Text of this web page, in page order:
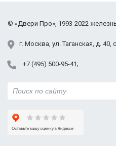
Юбилейный
г. Москва, ул. Таганская, д. 40,
+7 (495) 500-95-41
© «Двери Про», 1993-2022